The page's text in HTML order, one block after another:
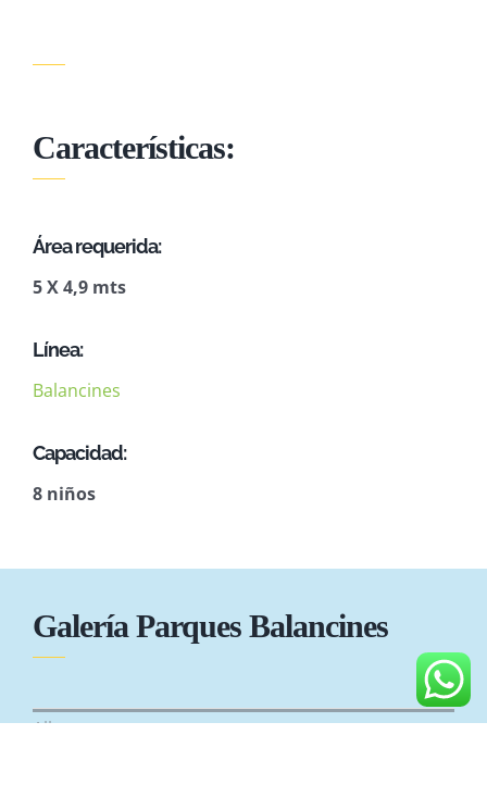
Características:
Área requerida:
5 X 4,9 mts
Línea:
Balancines
Capacidad:
8 niños
Galería Parques Balancines
All